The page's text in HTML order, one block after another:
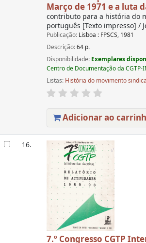
Março de 1971 e a luta
contributo para a história do
português [Texto impresso] /
Publicação: Lisboa : FPSCS, 1981
Descrição:64 p.
Disponibilidade: Exemplares
Centro de Documentação da CGTP-
Listas: História do movimento
Adicionar ao
16.
7.º Congresso CGTP